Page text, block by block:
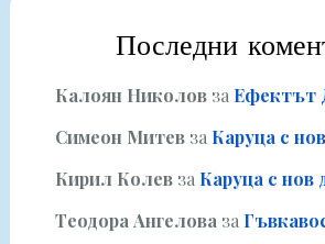
Последни
Калоян Николовза Ефектът
Симеон Митевза Каруца с
Кирил Колевза Каруца с нов
Теодора Ангелова за